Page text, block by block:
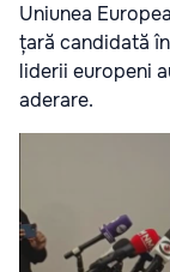
Uniunea
țară candidată
liderii europeni
aderare.